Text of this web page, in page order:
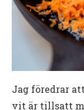
Jag föredrar
vit är tillsatt